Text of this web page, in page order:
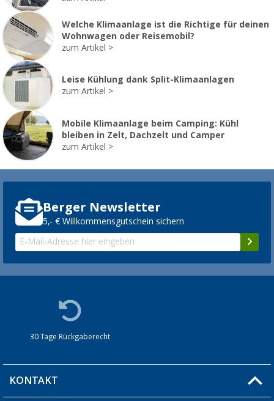
Welche Klimaanlage ist die Richtige für deinen
Wohnwagen oder Reisemobil?
zum Artikel
Leise Kühlung dank Split-Klimaanlagen
zum Artikel
Mobile Klimaanlage beim Camping: Kühl
bleiben in Zelt, Dachzelt und Camper
zum Artikel
Berger Newsletter
5,- € Willkommensgutschein sichern
30 Tage Rückgaberecht
KONTAKT